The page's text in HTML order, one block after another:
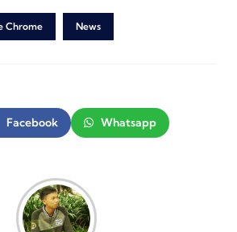
Chrome News
Facebook Whatsapp